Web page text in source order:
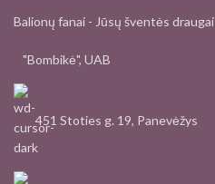
Balionų fanai - Jūsų šventės draugai
"Bombikė", UAB
451 Stoties g. 19, Panevėžys